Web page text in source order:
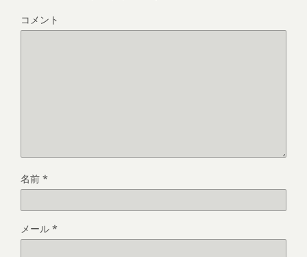
コメント
名前 *
メール *